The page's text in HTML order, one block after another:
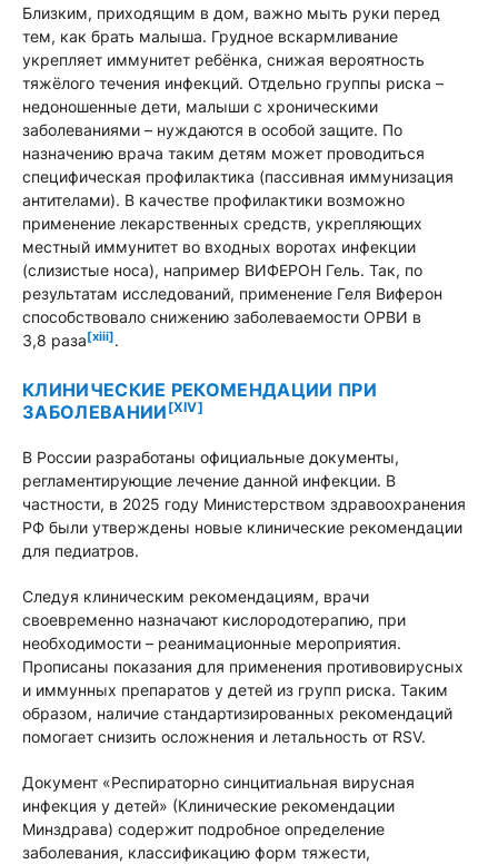
Близким, приходящим в дом, важно мыть руки перед
тем, как брать малыша. Грудное вскармливание
укрепляет иммунитет ребёнка, снижая вероятность
тяжёлого течения инфекций. Отдельно группы риска –
недоношенные дети, малыши с хроническими
заболеваниями – нуждаются в особой защите. По
назначению врача таким детям может проводиться
специфическая профилактика (пассивная иммунизация
антителами). В качестве профилактики возможно
применение лекарственных средств, укрепляющих
местный иммунитет во входных воротах инфекции
(слизистые носа), например ВИФЕРОН Гель. Так, по
результатам исследований, применение Геля Виферон
способствовало снижению заболеваемости ОРВИ в
3,8 раза[xiii].
КЛИНИЧЕСКИЕ РЕКОМЕНДАЦИИ ПРИ
ЗАБОЛЕВАНИИ [XIV]
В России разработаны официальные документы,
регламентирующие лечение данной инфекции. В
частности, в 2025 году Министерством здравоохранения
РФ были утверждены новые клинические рекомендации
для педиатров.
Следуя клиническим рекомендациям, врачи
своевременно назначают кислородотерапию, при
необходимости – реанимационные мероприятия.
Прописаны показания для применения противовирусных
и иммунных препаратов у детей из групп риска. Таким
образом, наличие стандартизированных рекомендаций
помогает снизить осложнения и летальность от RSV.
Документ «Респираторно синцитиальная вирусная
инфекция у детей» (Клинические рекомендации
Минздрава) содержит подробное определение
заболевания, классификацию форм тяжести,